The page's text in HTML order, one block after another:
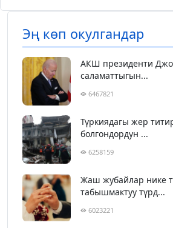
Эң көп окулгандар
АКШ президенти
саламаттыгын...
6467821
Түркиядагы жер
болгондордун ...
6258159
Жаш жубайлар нике
табышмактуу түрд...
6023221